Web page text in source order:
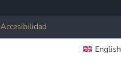
Accesibilidad
English